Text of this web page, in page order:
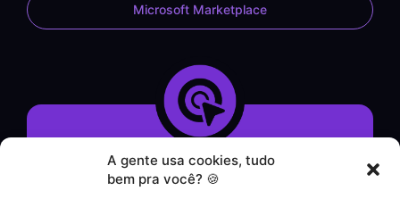
A gente usa cookies, tudo
bem pra você? 🍪
Microsoft Marketplace
Demonstração do Sistema
Formulário de Contato